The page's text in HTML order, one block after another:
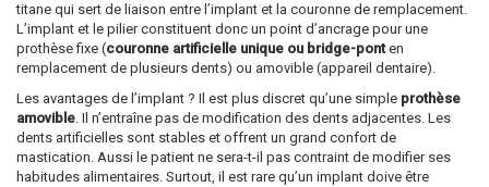
titane qui sert de liaison entre l’implant et la couronne de remplacement.
L’implant et le pilier constituent donc un point d’ancrage pour une
prothèse fixe (couronne artificielle unique ou bridge-ponten
remplacement de plusieurs dents) ou amovible (appareil dentaire).
Les avantages de l’implant ? Il est plus discret qu’une simple prothèse
amovible. Il n’entraîne pas de modification des dents adjacentes. Les
dents artificielles sont stables et offrent un grand confort de
mastication. Aussi le patient ne sera-t-il pas contraint de modifier ses
habitudes alimentaires. Surtout, il est rare qu’un implant doive être